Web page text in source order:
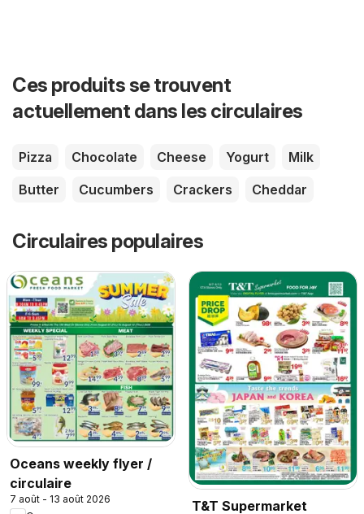
Ces produits se trouvent
actuellement dans les circulaires
Pizza Chocolate Cheese Yogurt
Milk
Butter
Cucumbers Crackers Cheddar
Circulaires populaires
Oceans weekly flyer /
circulaire
7 août - 13 août 2026
T&T Supermarket